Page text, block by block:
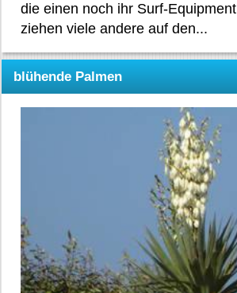
die einen noch ihr Surf-
ziehen viele andere auf den...
blühende Palmen